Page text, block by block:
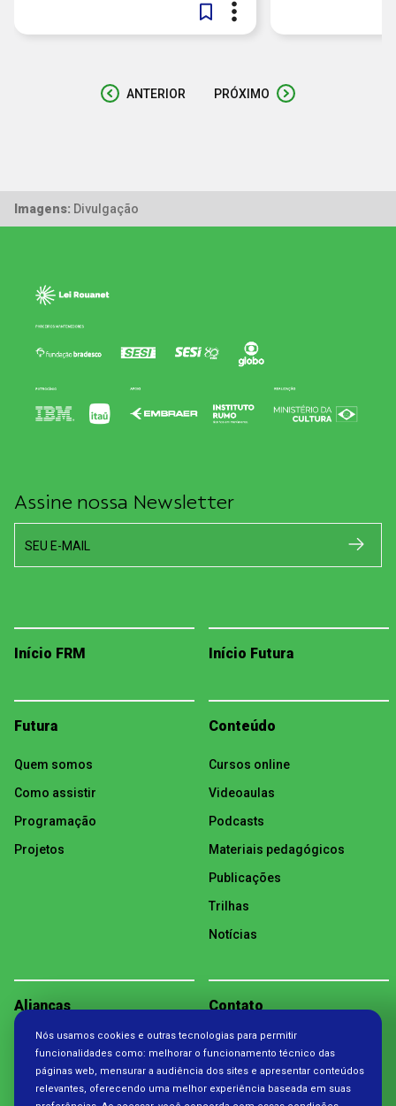
ANTERIOR PRÓXIMO
Imagens: Divulgação
Assine nossa Newsletter
SEU E-MAIL
Início FRM Início Futura
Futura
Quem somos
Como assistir
Programação
Projetos
Conteúdo
Cursos online
Videoaulas
Podcasts
Materiais pedagógicos
Publicações
Trilhas
Notícias
Alianças Contato
Política de Privacidade
Nós usamos cookies e outras tecnologias para permitir
funcionalidades como: melhorar o funcionamento técnico das
páginas web, mensurar a audiência dos sites e apresentar conteúdos
relevantes, oferecendo uma melhor experiência baseada em suas